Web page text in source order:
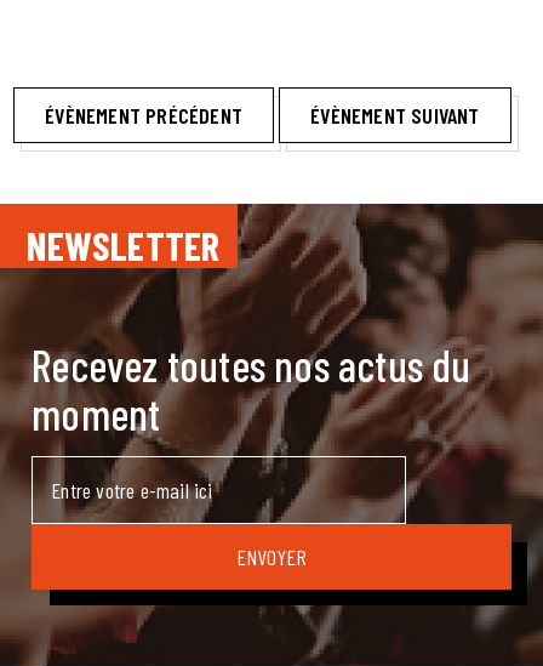
ÉVÈNEMENT PRÉCÉDENT ÉVÈNEMENT SUIVANT
NEWSLETTER
Recevez toutes nos actus du
moment